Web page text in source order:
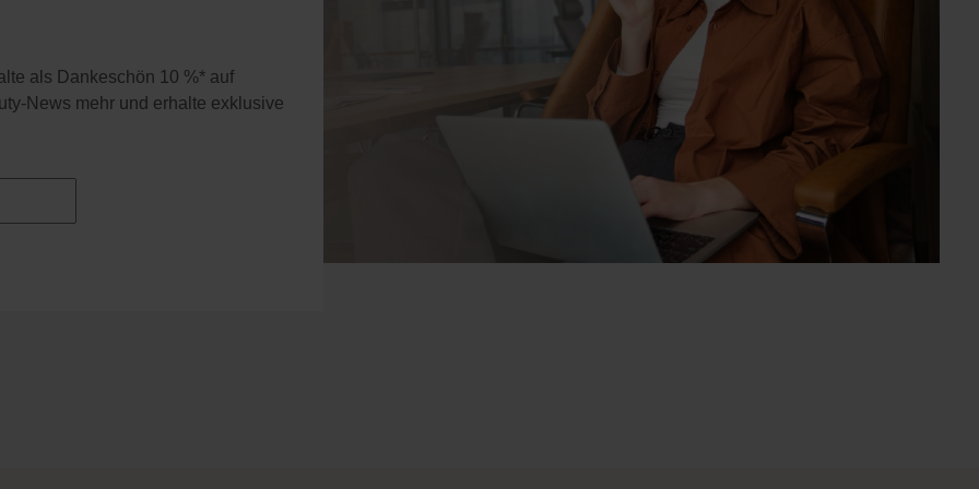
als Dankeschön 10 %* auf
News mehr und erhalte exklusive